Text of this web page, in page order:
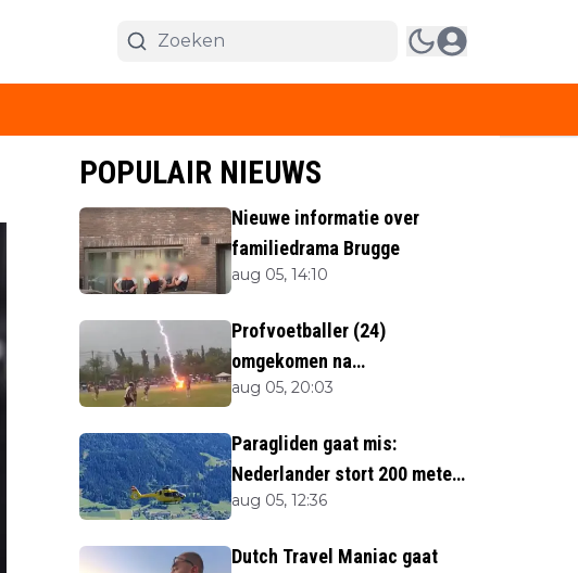
POPULAIR NIEUWS
Nieuwe informatie over
familiedrama Brugge
aug 05, 14:10
Profvoetballer (24)
omgekomen na
blikseminslag tijdens
aug 05, 20:03
Paragliden gaat mis:
Nederlander stort 200 meter
naar beneden
aug 05, 12:36
Dutch Travel Maniac gaat